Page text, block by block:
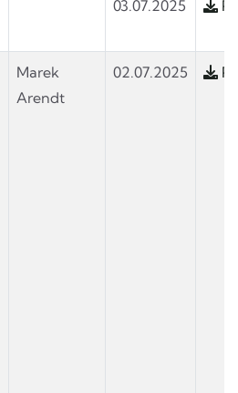
03.07.2025
Marek
Arendt
02.07.2025